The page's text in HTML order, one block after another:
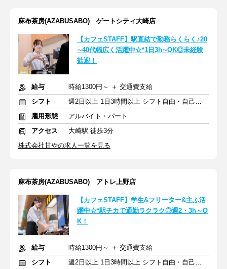
麻布茶房(AZABUSABO) ゲートシティ大崎店
【カフェSTAFF】駅直結で勤務らくらく♪20
∼40代幅広く活躍中☆*1日3h∼OK◎未経験
歓迎！
給与
時給1300円～ ＋ 交通費支給
シフト
週2日以上 1日3時間以上 シフト自由・自己申告
雇用形態
アルバイト・パート
アクセス
大崎駅 徒歩3分
株式会社甘やの求人一覧を見る
麻布茶房(AZABUSABO) アトレ上野店
【カフェSTAFF】学生&フリーター&主ふ活
躍中☆*駅チカで通勤ラクラク◎週2・3h～O
K！
給与
時給1300円～ ＋ 交通費支給
シフト
週2日以上 1日3時間以上 シフト自由・自己申告